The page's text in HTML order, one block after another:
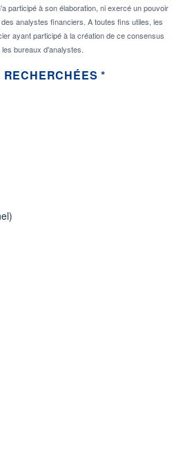
participé à son élaboration, ni exercé un pouvoir
analystes financiers. A toutes fins utiles, les
ayant participé à la création de ce consensus
bureaux d'analystes.
*